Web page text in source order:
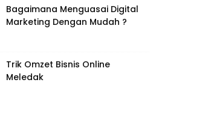
Bagaimana Menguasai Digital
Marketing Dengan Mudah ?
Trik Omzet Bisnis Online
Meledak